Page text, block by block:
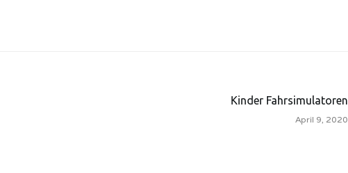
Kinder Fahrsimulatoren
April 9, 2020